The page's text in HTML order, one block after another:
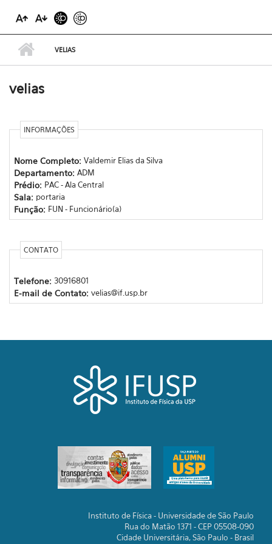
VELIAS
velias
INFORMAÇÕES
Nome Completo: Valdemir Elias da Silva
Departamento: ADM
Prédio: PAC - Ala Central
Sala: portaria
Função: FUN - Funcionário(a)
CONTATO
Telefone: 30916801
E-mail de Contato: velias@if.usp.br
Instituto de Física - Universidade de São Paulo
Rua do Matão 1371 - CEP 05508-090
Cidade Universitária, São Paulo - Brasil